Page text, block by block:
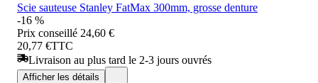
Scie sauteuse Stanley FatMax 300mm, grosse denture
-16 %
Prix conseillé 24,60 €
20,77 €TTC
Livraison au plus tard le 2-3 jours ouvrés
Afficher les détails